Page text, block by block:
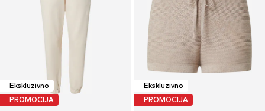
Ekskluzivno
PROMOCIJA
Ekskluzivno
PROMOCIJA